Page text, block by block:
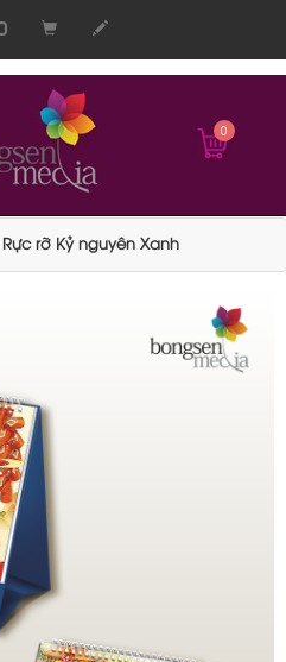
0
rỡ Kỷ nguyên Xanh